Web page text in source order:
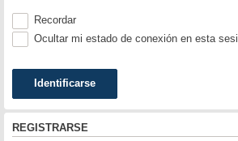
Recordar
Ocultar mi estado de conexión en esta
REGISTRARSE